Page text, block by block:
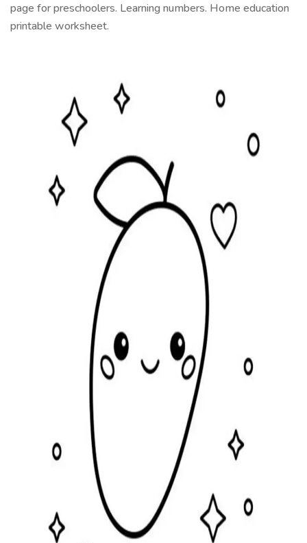
page for preschoolers. Learning numbers. Home education
printable worksheet.